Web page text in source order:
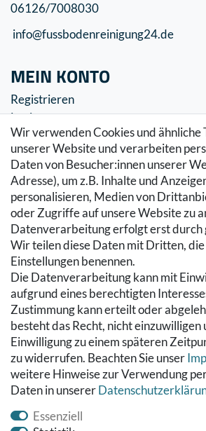
Wir verwenden Cookies und ähnliche
unserer Website und verarbeiten
Daten von Besucher:innen unserer
Adresse), um z.B. Inhalte und
personalisieren, Medien von
oder Zugriffe auf unsere Website zu
Datenverarbeitung erfolgt erst durch
Wir teilen diese Daten mit Dritten,
Einstellungen benennen.
Die Datenverarbeitung kann mit
aufgrund eines berechtigten
Zustimmung kann erteilt oder
besteht das Recht, nicht einzuwilligen
Einwilligung zu einem späteren
zu widerrufen. Beachten Sie unser
weitere Hinweise zur Verwendung
Daten in unserer
Essenziell
06126/7008030
info@fussbodenreinigung24.de
MEIN KONTO
Registrieren
Login
SERVICE
Zahlung & Versand
Warenkorb
Zur Kasse
Hilfe
RECHTLICHES
Kontakt
Datenschutzerklärung
AGB
Impressum
Hinweise zur Batterieentsorgung
Widerrufs­recht
Vertrag widerrufen